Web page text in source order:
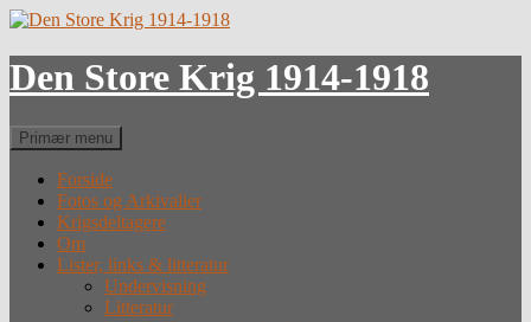
Hop
indhold
Den Store Krig 1914-1918
Søg
Primær menu
Forside
Fotos og Arkivalier
Krigsdeltagere
Om
Lister, links & litteratur
Undervisning
Litteratur